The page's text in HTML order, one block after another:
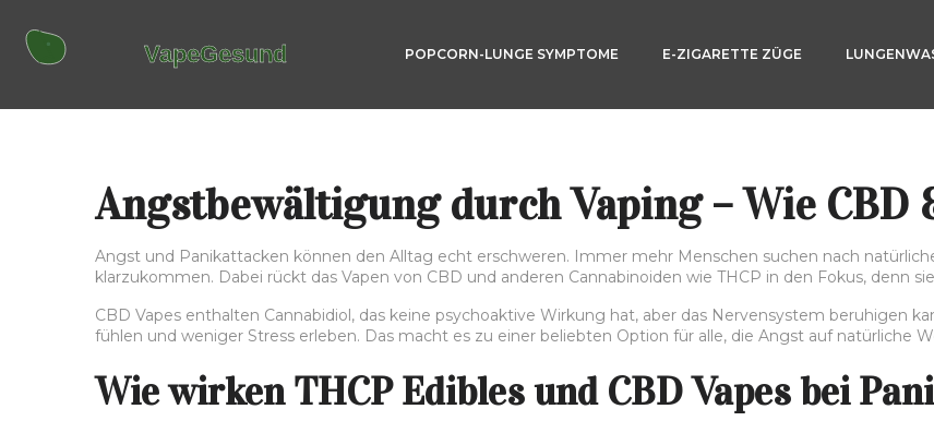
POPCORN-LUNGE SYMPTOME E-ZIGARETTE ZÜGE
Angstbewältigung durch Vaping – Wie CBD
Angst und Panikattacken können den Alltag echt erschweren. Immer mehr Menschen suchen nach
klarzukommen. Dabei rückt das Vapen von CBD und anderen Cannabinoiden wie THCP in den Fokus, denn
CBD Vapes enthalten Cannabidiol, das keine psychoaktive Wirkung hat, aber das Nervensystem beruhigen
fühlen und weniger Stress erleben. Das macht es zu einer beliebten Option für alle, die Angst auf natürliche
Wie wirken THCP Edibles und CBD Vapes bei